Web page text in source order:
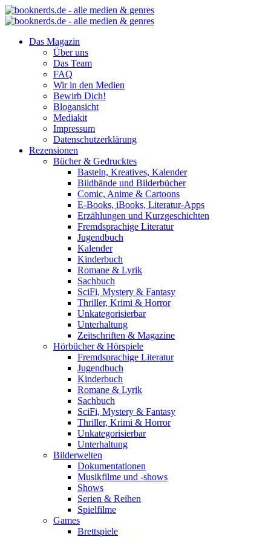
Das Magazin
Über uns
Das Team
FAQ
Wir in den Medien
Bewirb Dich!
Blogansicht
Mediakit
Impressum
Datenschutzerklärung
Rezensionen
Bücher & Gedrucktes
Basteln, Kreatives, Kalender
Bildbände und Bilderbücher
Comic, Anime & Cartoons
E-Books, iBooks, Literatur-Apps
Erzählungen und Kurzgeschichten
Fremdsprachige Literatur
Jugendbuch
Kalender
Kinderbuch
Romane & Lyrik
Sachbuch
SciFi, Mystery & Fantasy
Thriller, Krimi & Horror
Unkategorisierbar
Unterhaltung
Zeitschriften & Magazine
Hörbücher & Hörspiele
Fremdsprachige Literatur
Jugendbuch
Kinderbuch
Romane & Lyrik
Sachbuch
SciFi, Mystery & Fantasy
Thriller, Krimi & Horror
Unkategorisierbar
Unterhaltung
Bilderwelten
Dokumentationen
Musikfilme und -shows
Shows
Serien & Reihen
Spielfilme
Games
Brettspiele